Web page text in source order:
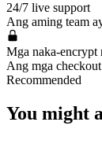
24/7 live support
Ang aming team
Mga naka-encrypt
Ang mga
Recommended
You might